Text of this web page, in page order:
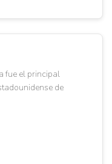
fue el principal
de